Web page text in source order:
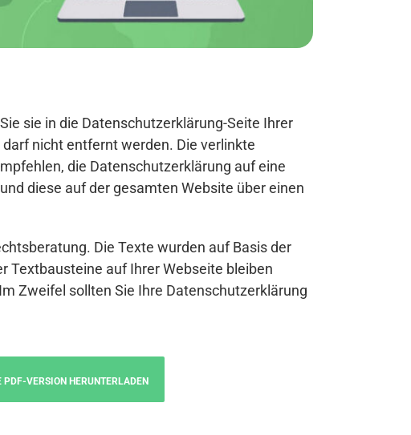
sie in die Datenschutzerklärung-Seite Ihrer
nicht entfernt werden. Die verlinkte
die Datenschutzerklärung auf eine
diese auf der gesamten Website über einen
Die Texte wurden auf Basis der
Textbausteine auf Ihrer Webseite bleiben
Zweifel sollten Sie Ihre Datenschutzerklärung
PDF-VERSION HERUNTERLADEN